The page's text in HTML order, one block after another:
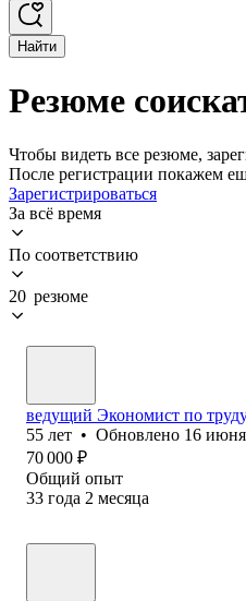
Найти
Резюме
Чтобы видеть все резюме,
После регистрации покажем
Зарегистрироваться
За всё время
По соответствию
20 резюме
ведущий Экономист по
55 лет • Обновлено 16
70 000 ₽
Общий опыт
33 года 2 месяца